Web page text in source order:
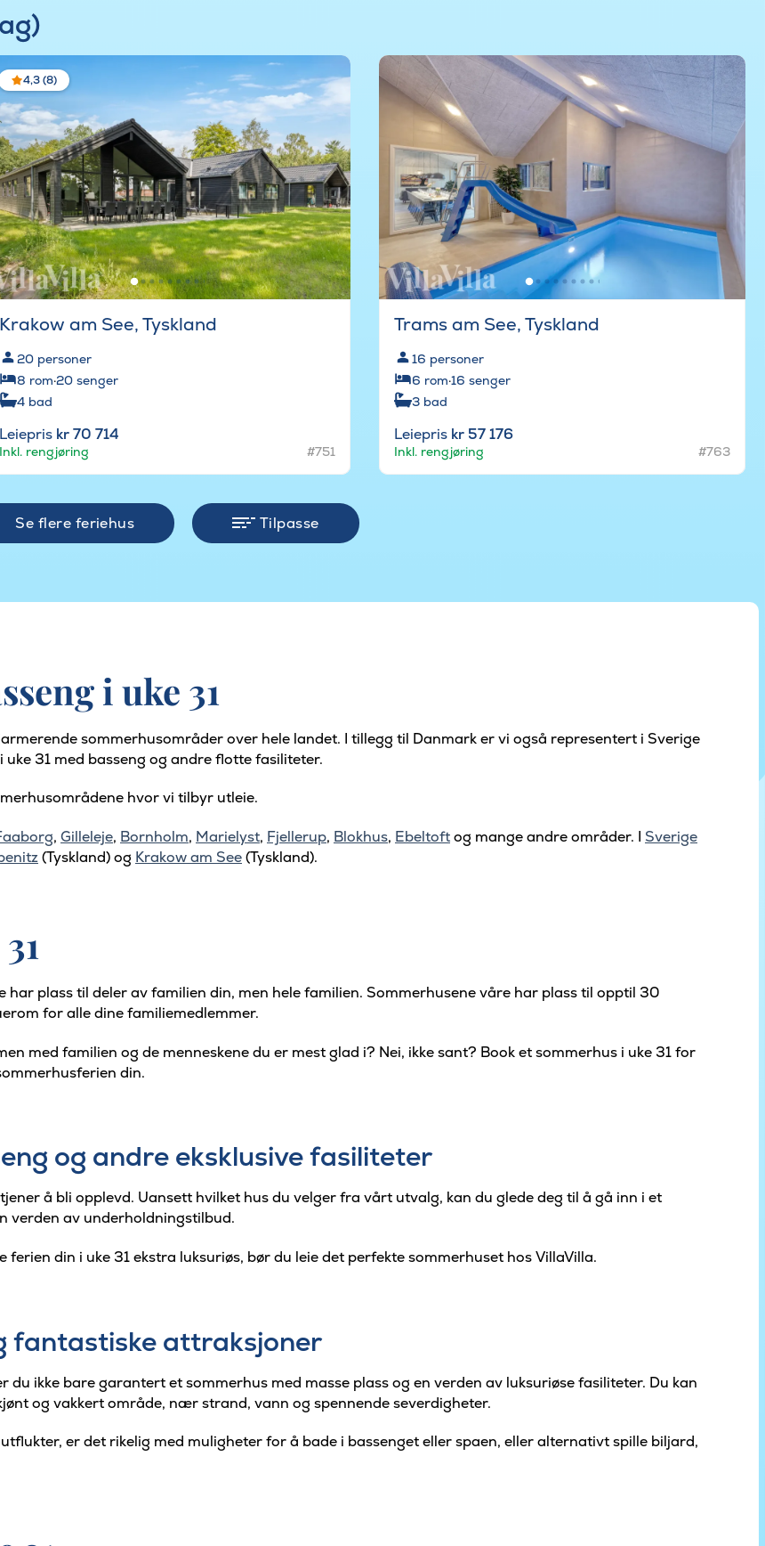
4,3 (8)
Krakow am See, Tyskland
20 personer
8 rom·20 senger
4 bad
Leiepris kr 70 714
Inkl. rengjøring #751
Trams am See, Tyskland
16 personer
6 rom·16 senger
3 bad
Leiepris kr 57 176
Inkl. rengjøring #763
Se flere feriehus Tilpasse
i uke 31
sommerhusområder over hele landet. I tillegg til Danmark er vi også representert i Sverige
31 med basseng og andre flotte fasiliteter.
hvor vi tilbyr utleie.
, Gilleleje, Bornholm, Marielyst, Fjellerup, Blokhus, Ebeltoftog mange andre områder. I Sverige
(Tyskland) og Krakow am See(Tyskland).
har plass til deler av familien din, men hele familien. Sommerhusene våre har plass til opptil 30
for alle dine familiemedlemmer.
med familien og de menneskene du er mest glad i? Nei, ikke sant? Book et sommerhus i uke 31 for
din.
og andre eksklusive fasiliteter
å bli opplevd. Uansett hvilket hus du velger fra vårt utvalg, kan du glede deg til å gå inn i et
verden av underholdningstilbud.
ferien din i uke 31 ekstra luksuriøs, bør du leie det perfekte sommerhuset hos VillaVilla.
fantastiske attraksjoner
du ikke bare garantert et sommerhus med masse plass og en verden av luksuriøse fasiliteter. Du kan
og vakkert område, nær strand, vann og spennende severdigheter.
er det rikelig med muligheter for å bade i bassenget eller spaen, eller alternativt spille biljard,